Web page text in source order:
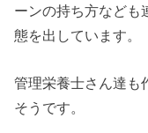
ーンの持ち方なども
態を出しています。
管理栄養士さん達も
そうです。